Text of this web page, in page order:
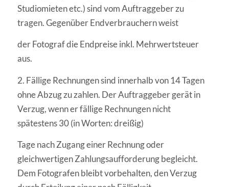
Studiomieten etc.) sind vom Auftraggeber zu
tragen. Gegenüber Endverbrauchern weist
der Fotograf die Endpreise inkl. Mehrwertsteuer
aus.
2. Fällige Rechnungen sind innerhalb von 14 Tagen
ohne Abzug zu zahlen. Der Auftraggeber gerät in
Verzug, wenn er fällige Rechnungen nicht
spätestens 30 (in Worten: dreißig)
Tage nach Zugang einer Rechnung oder
gleichwertigen Zahlungsaufforderung begleicht.
Dem Fotografen bleibt vorbehalten, den Verzug